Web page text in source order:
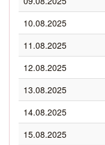
10.08.2025
11.08.2025
12.08.2025
13.08.2025
14.08.2025
15.08.2025